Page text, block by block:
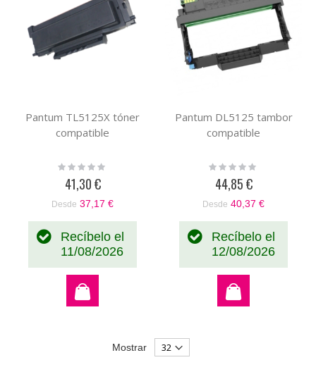
Pantum TL5125X tóner
compatible
Rating:
41,30 €
Desde 37,17 €
Recíbelo el
11/08/2026
Pantum DL5125 tambor
compatible
Rating:
44,85 €
Desde 40,37 €
Recíbelo el
12/08/2026
Mostrar